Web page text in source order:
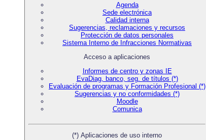
Agenda
Sede electrónica
Calidad interna
Sugerencias, reclamaciones y recursos
Protección de datos personales
Sistema Interno de Infracciones Normativas
Acceso a aplicaciones
Informes de centro y zonas IE
EvaDiag, banco, seg. de títulos (*)
Evaluación de programas y Formación Profesional (*)
Sugerencias y no conformidades (*)
Moodle
Comunica
(*) Aplicaciones de uso interno